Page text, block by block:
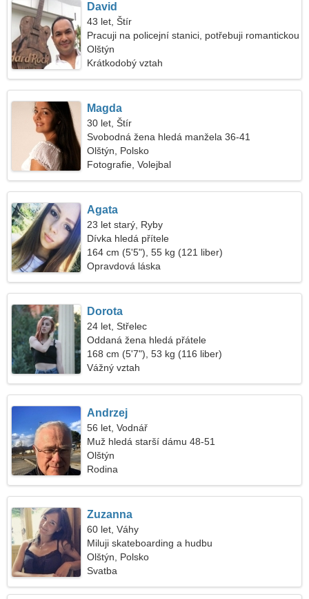
David
43 let, Štír
Pracuji na policejní stanici, potřebuji romantickou
ženu
Olštýn
Krátkodobý vztah
Magda
30 let, Štír
Svobodná žena hledá manžela 36-41
Olštýn, Polsko
Fotografie, Volejbal
Agata
23 let starý, Ryby
Dívka hledá přítele
164 cm (5'5"), 55 kg (121 liber)
Opravdová láska
Dorota
24 let, Střelec
Oddaná žena hledá přátele
168 cm (5'7"), 53 kg (116 liber)
Vážný vztah
Andrzej
56 let, Vodnář
Muž hledá starší dámu 48-51
Olštýn
Rodina
Zuzanna
60 let, Váhy
Miluji skateboarding a hudbu
Olštýn, Polsko
Svatba